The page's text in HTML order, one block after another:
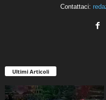
Contattaci:
Ultimi Articoli